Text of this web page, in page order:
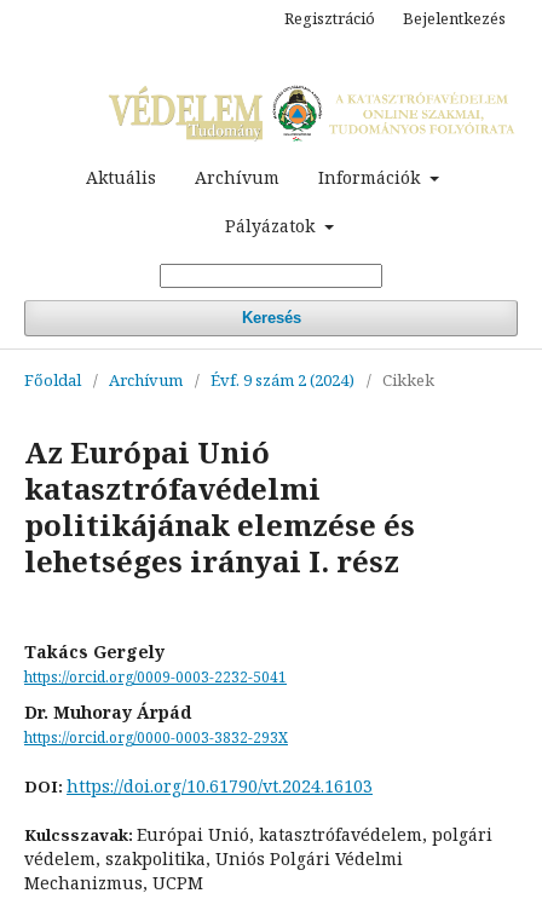
Aktuális Archívum Információk
Pályázatok
Keresés
Regisztráció Bejelentkezés
Főoldal / Archívum / Évf. 9 szám 2 (2024) / Cikkek
Az Európai Unió
katasztrófavédelmi
politikájának elemzése és
lehetséges irányai I. rész
Takács Gergely
https://orcid.org/0009-0003-2232-5041
Dr. Muhoray Árpád
https://orcid.org/0000-0003-3832-293X
DOI: https://doi.org/10.61790/vt.2024.16103
Kulcsszavak: Európai Unió, katasztrófavédelem, polgári
védelem, szakpolitika, Uniós Polgári Védelmi
Mechanizmus, UCPM